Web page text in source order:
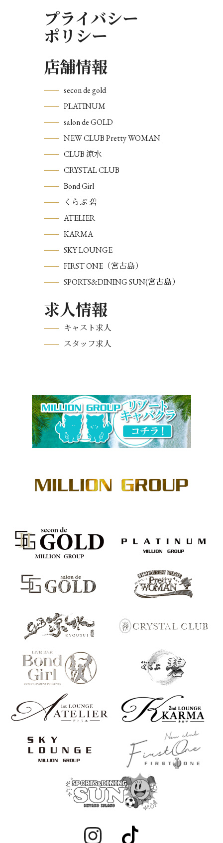
プライバシー
ポリシー
店舗情報
secon de gold
PLATINUM
salon de GOLD
NEW CLUB Pretty WOMAN
CLUB 涼水
CRYSTAL CLUB
Bond Girl
くらぶ 碧
ATELIER
KARMA
SKY LOUNGE
FIRST ONE（宮古島）
SPORTS&DINING SUN(宮古島）
求人情報
キャスト求人
スタッフ求人